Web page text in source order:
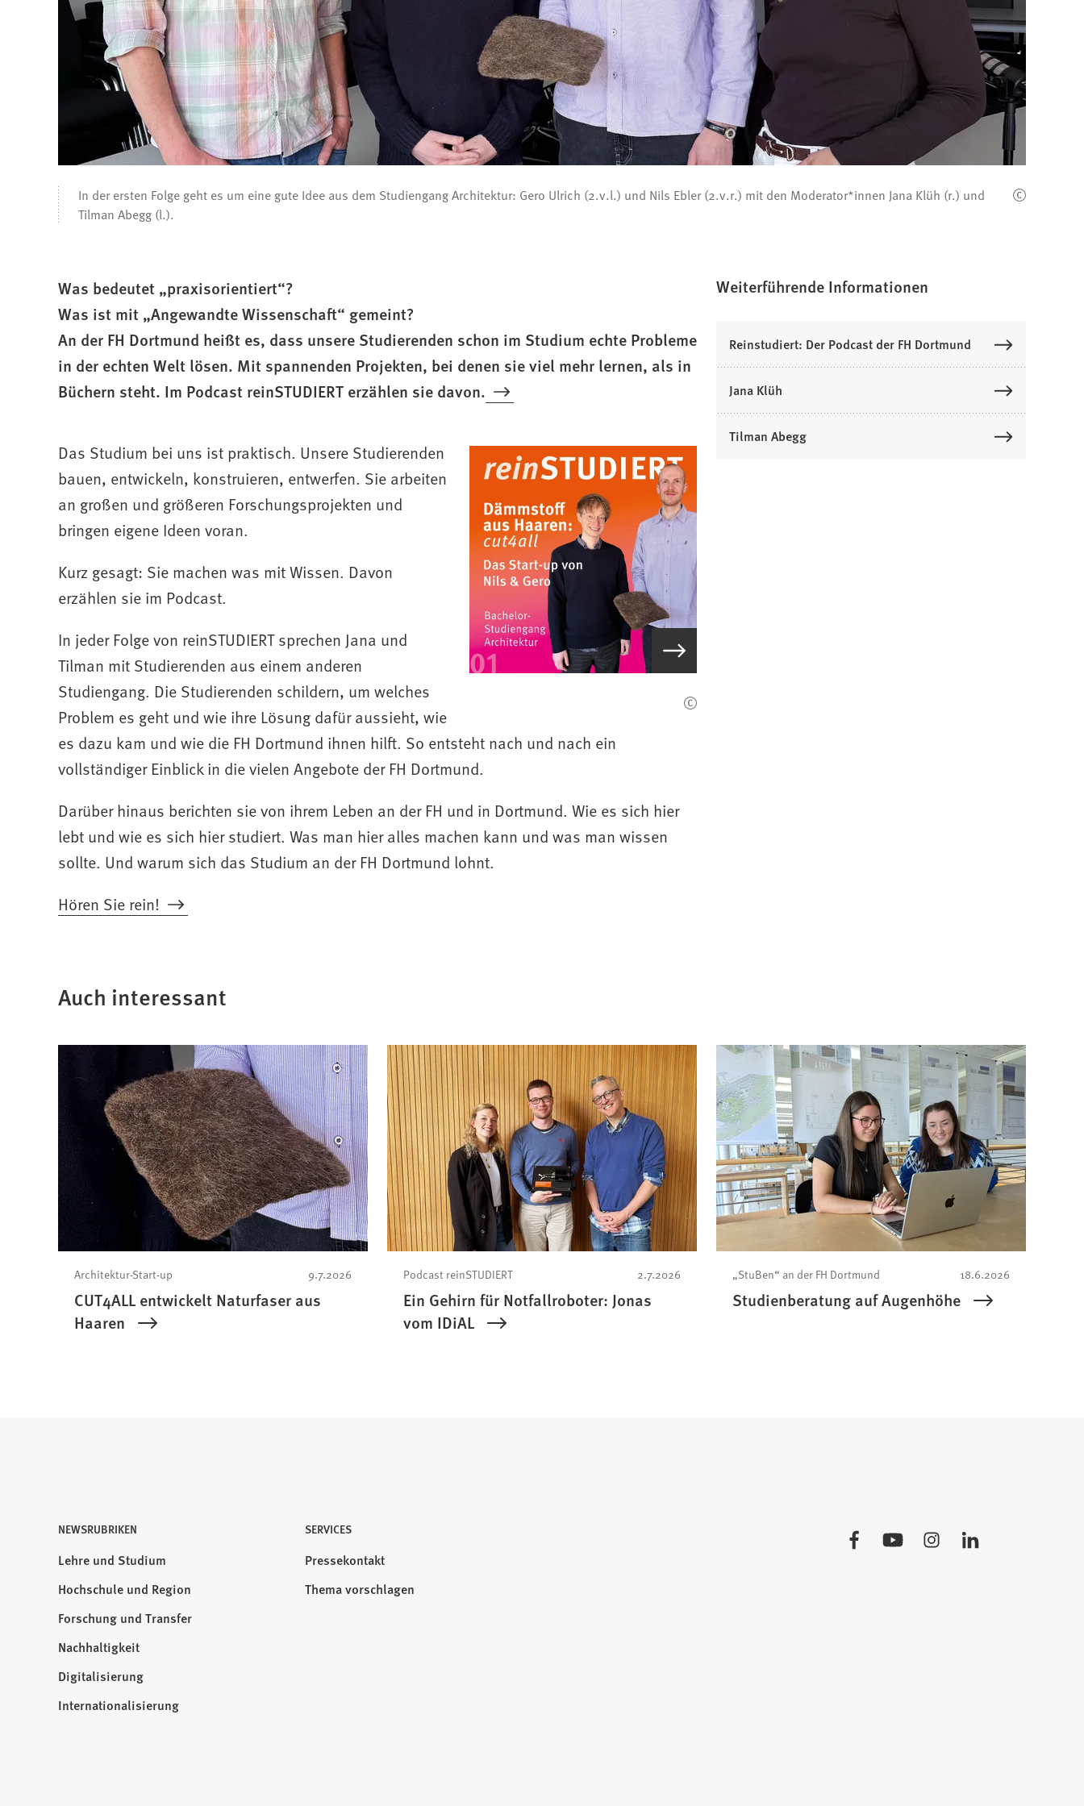
In der ersten Folge geht es um eine gute Idee aus dem Studiengang Architektur: Gero Ulrich (2.v.l.) und Nils Ebler (2.v.r.) mit den Moderator*innen Jana Klüh (r.) und
Tilman Abegg (l.).
Was bedeutet „praxisorientiert“?
Was ist mit „Angewandte Wissenschaft“ gemeint?
An der FH Dortmund heißt es, dass unsere Studierenden schon im Studium echte Probleme
in der echten Welt lösen. Mit spannenden Projekten, bei denen sie viel mehr lernen, als in
Büchern steht. Im Podcast reinSTUDIERT erzählen sie davon.
Das Studium bei uns ist praktisch. Unsere Studierenden
bauen, entwickeln, konstruieren, entwerfen. Sie arbeiten
an großen und größeren Forschungsprojekten und
bringen eigene Ideen voran.
Kurz gesagt: Sie machen was mit Wissen. Davon
erzählen sie im Podcast.
In jeder Folge von reinSTUDIERT sprechen Jana und
Tilman mit Studierenden aus einem anderen
Studiengang. Die Studierenden schildern, um welches
Problem es geht und wie ihre Lösung dafür aussieht, wie
es dazu kam und wie die FH Dortmund ihnen hilft. So entsteht nach und nach ein
vollständiger Einblick in die vielen Angebote der FH Dortmund.
Darüber hinaus berichten sie von ihrem Leben an der FH und in Dortmund. Wie es sich hier
lebt und wie es sich hier studiert. Was man hier alles machen kann und was man wissen
sollte. Und warum sich das Studium an der FH Dortmund lohnt.
Hören Sie rein!
Weiterführende Informationen
Reinstudiert: Der Podcast der FH Dortmund
Jana Klüh
Tilman Abegg
Auch interessant
9.7.2026
Architektur-Start-up
CUT4ALL entwickelt Naturfaser aus
Haaren
2.7.2026
Podcast reinSTUDIERT
Ein Gehirn für Notfallroboter: Jonas
vom IDiAL
18.6.2026
„StuBen“ an der FH Dortmund
Studienberatung auf Augenhöhe
NEWSRUBRIKEN
Lehre und Studium
Hochschule und Region
Forschung und Transfer
Nachhaltigkeit
Digitalisierung
Internationalisierung
SERVICES
Pressekontakt
Thema vorschlagen
Besuchen
Sie
auf: